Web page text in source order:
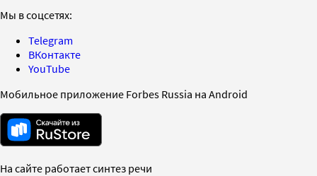
Мы в соцсетях:
Telegram
ВКонтакте
YouTube
Мобильное приложение Forbes Russia на Android
На сайте работает синтез речи